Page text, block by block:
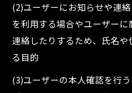
(2)ユーザーにお知らせや連
を利用する場合やユーザー
連絡したりするため、氏名
る目的
(3)ユーザーの本人確認を行